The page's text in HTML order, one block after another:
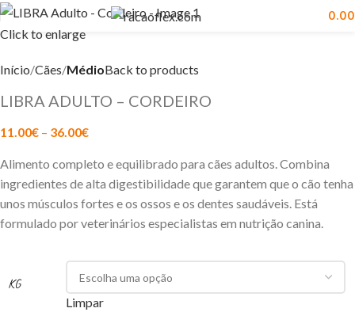
0.00
Click to enlarge
Início Cães MédioBack to products
LIBRA ADULTO – CORDEIRO
11.00€ – 36.00€
Alimento completo e equilibrado para cães adultos. Combina
ingredientes de alta digestibilidade que garantem que o cão tenha
unos músculos fortes e os ossos e os dentes saudáveis. Está
formulado por veterinários especialistas em nutrição canina.
KG
Limpar